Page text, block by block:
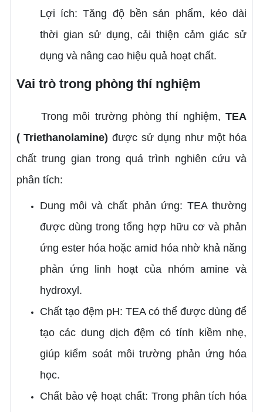
Lợi ích: Tăng độ bền sản phẩm, kéo dài
thời gian sử dụng, cải thiện cảm giác sử
dụng và nâng cao hiệu quả hoạt chất.
Vai trò trong phòng thí nghiệm
Trong môi trường phòng thí nghiệm,TEA
( Triethanolamine) được sử dụng như một hóa
chất trung gian trong quá trình nghiên cứu và
phân tích:
Dung môi và chất phản ứng: TEA thường
được dùng trong tổng hợp hữu cơ và phản
ứng ester hóa hoặc amid hóa nhờ khả năng
phản ứng linh hoạt của nhóm amine và
hydroxyl.
Chất tạo đệm pH: TEA có thể được dùng để
tạo các dung dịch đệm có tính kiềm nhẹ,
giúp kiểm soát môi trường phản ứng hóa
học.
Chất bảo vệ hoạt chất: Trong phân tích hóa